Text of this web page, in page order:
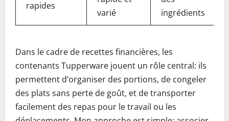
rapides
varié
ingrédients
Dans le cadre de recettes financières, les
contenants Tupperware jouent un rôle central: ils
permettent d’organiser des portions, de congeler
des plats sans perte de goût, et de transporter
facilement des repas pour le travail ou les